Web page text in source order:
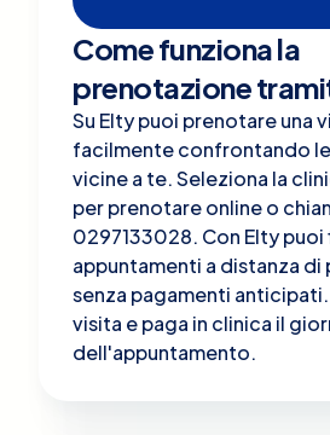
Come funziona la
prenotazione
Su Elty puoi prenotare una
facilmente confrontando
vicine a te. Seleziona la
per prenotare online o
0297133028. Con Elty puoi
appuntamenti a distanza di
senza pagamenti
visita e paga in clinica il
dell'appuntamento.